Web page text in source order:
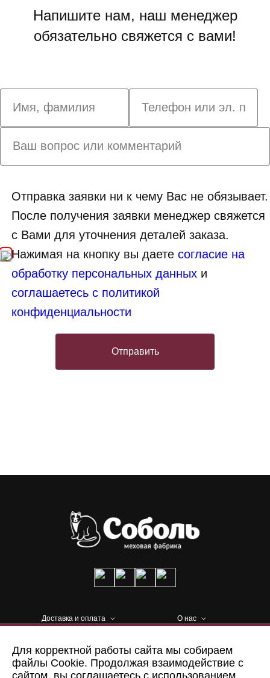
Напишите нам, наш менеджер
обязательно свяжется с вами!
Отправка заявки ни к чему Вас не обязывает.
После получения заявки менеджер свяжется
с Вами для уточнения деталей заказа.
Нажимая на кнопку вы даетесогласие на
обработку персональных данных и
соглашаетесь с политикой
конфиденциальности
Отправить
Доставка и оплата О нас
Для корректной работы сайта мы собираем
файлы Cookie. Продолжая взаимодействие с
сайтом, вы соглашаетесь с использованием